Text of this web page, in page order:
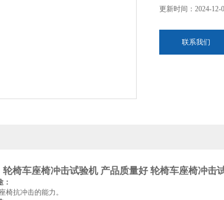
更新时间：2024-12-
联系我们
轮椅车座椅冲击试验机 产品质量好 轮椅车座椅冲击
：
椅抗冲击的能力。